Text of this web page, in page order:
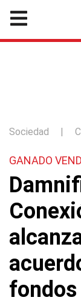
Sociedad |
GANADO
fondos